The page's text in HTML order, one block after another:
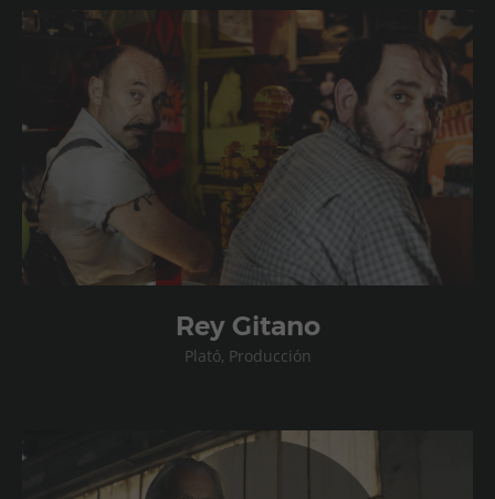
Rey Gitano
Plató, Producción